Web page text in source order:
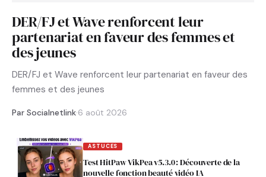
DER/FJ et Wave renforcent leur
partenariat en faveur des femmes et
des jeunes
DER/FJ et Wave renforcent leur partenariat en faveur des
femmes et des jeunes
Par Socialnetlink·6 août 2026
ASTUCES
Test HitPaw VikPea v5.3.0 : Découverte de la
nouvelle fonction beauté vidéo IA